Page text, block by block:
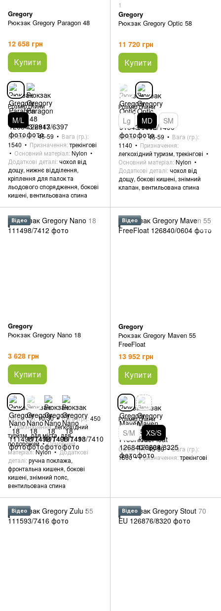
Gregory
Рюкзак Gregory Paragon 48
12 658 грн
Купити
Розмір спини
M/L
Об'єм (л.) 45-59
Вага (гр.)
1540
Призначення трекінгові
Основний матеріал Nylon
Додаткові деталі чохол від
дощу, нижнє відділення,
кріплення для палок та
льодового спорядження, бокові
кишені, вентильована спина
1
Gregory
Рюкзак Gregory Optic 58
11 720 грн
Купити
Розмір спини
Lg MD SM
Об'єм (л.) 45-59
Вага (гр.)
1140
Призначення
легкохідний туризм, трекінгові
Основний матеріал Nylon
Додаткові деталі чохол від
дощу, бокові кишені, знімний
клапан, вентильована спина
Відео
Gregory
Рюкзак Gregory Nano 18
3 628 грн
Купити
Об'єм (л.) 10-30 Вага (гр.) 450
Призначення легкохідний
туризм, для міста, для
подорожей
Основний
матеріал Nylon
Додаткові
деталі ручна поклажа,
фронтальна кишеня, бокові
кишені, знімний пояс,
вентильована спина
Відео
Gregory
Рюкзак Gregory Maven 55
FreeFloat
13 952 грн
Купити
Розмір спини
S/M XS/S
Об'єм (л.) 45-59
Вага (гр.)
1500
Призначення трекінгові
Відео Відео